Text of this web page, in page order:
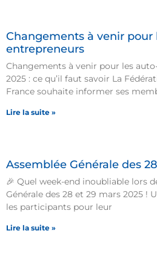
Changements à venir pour
entrepreneurs
Changements à venir pour les
2025 : ce qu’il faut savoir La
France souhaite informer ses
Lire la suite »
Assemblée Générale des
🎉 Quel week-end inoubliable lors
Générale des 28 et 29 mars 2025 !
les participants pour leur
Lire la suite »